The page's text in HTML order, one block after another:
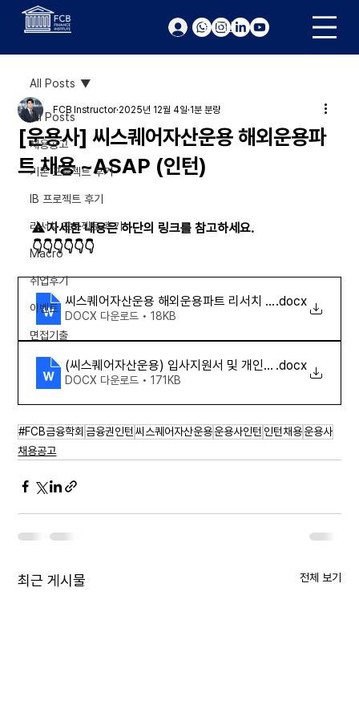
로그인
All Posts
채용공고
기본 프로젝트 후기
IB 프로젝트 후기
리서치 프로젝트 후기
Macro
취업후기
이벤트
면접기출
All Posts
[운용사] 씨스퀘어자산운용 해외운용파
트 채용 ~ASAP (인턴)
FCB Instructor 2025년 12월 4일 1분 분량
⚠️ 자세한 내용은 하단의 링크를 참고하세요.
👇👇👇👇👇👇
씨스퀘어자산운용 해외운용파트 리서치 인턴.docx
DOCX 다운로드 • 18KB
(씨스퀘어자산운용) 입사지원서 및 개인정보 수집 및 이
.docx
DOCX 다운로드 • 171KB
#FCB금융학회 금융권인턴 씨스퀘어자산운용운용사인턴 인턴채용운용사
채용공고
최근 게시물 전체 보기